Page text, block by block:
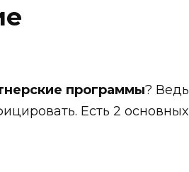
программы? Ведь
Есть 2 основных